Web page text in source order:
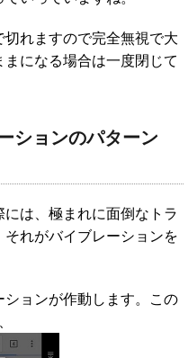
れますので完全無視で大
になる場合は一度閉じて
ションのパターン
は、極まれに面倒なトラ
れがバイブレーションを
ョンが作動します。この